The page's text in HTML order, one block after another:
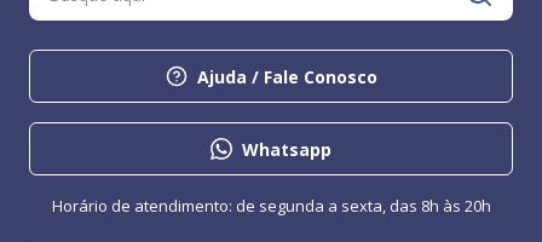
Ajuda / Fale Conosco
Whatsapp
Horário de atendimento: de segunda a sexta, das 8h às 20h